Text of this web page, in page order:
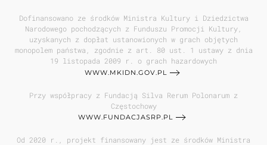
Dofinansowano ze środków Ministra Kultury i Dziedzictwa
Narodowego pochodzących z Funduszu Promocji Kultury,
uzyskanych z dopłat ustanowionych w grach objętych
monopolem państwa, zgodnie z art. 80 ust. 1 ustawy z dnia
19 listopada 2009 r. o grach hazardowych
WWW.MKIDN.GOV.PL
Przy współpracy z Fundacją Silva Rerum Polonarum z
Częstochowy
WWW.FUNDACJASRP.PL
Od 2020 r., projekt finansowany jest ze środków Ministra